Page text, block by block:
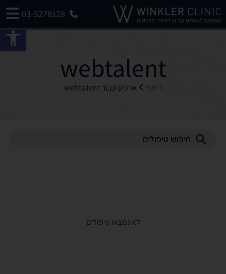
03-5278128
webtalent
ראשי ארכיון עבור webtalent
לא נמצאו טיפולים